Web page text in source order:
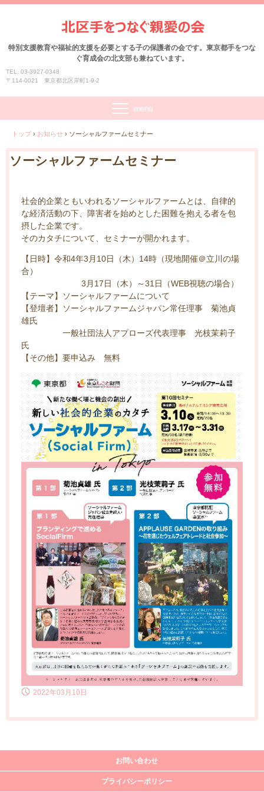
特別支援教育や福祉的支援を必要とする子の保護者の会です。東京都手をつな
ぐ育成会の北支部も兼ねています。
TEL. 03-3927-0348
〒114-0021 東京都北区岸町1-9-2
トップ › お知らせ › ソーシャルファームセミナー
ソーシャルファームセミナー
社会的企業ともいわれるソーシャルファームとは、自律的
な経済活動の下、障害者を始めとした困難を抱える者を包
摂した企業です。
そのカタチについて、セミナーが開かれます。
【日時】令和4年3月10日（木）14時（現地開催＠立川の場
合）
3月17日（木）～31日（WEB視聴の場合）
【テーマ】ソーシャルファームについて
【登壇者】ソーシャルファームジャパン常任理事 菊池貞
雄氏
一般社団法人アプローズ代表理事 光枝茉莉子
氏
【その他】要申込み 無料
2022年03月10日
お問い合わせ
プライバシーポリシー